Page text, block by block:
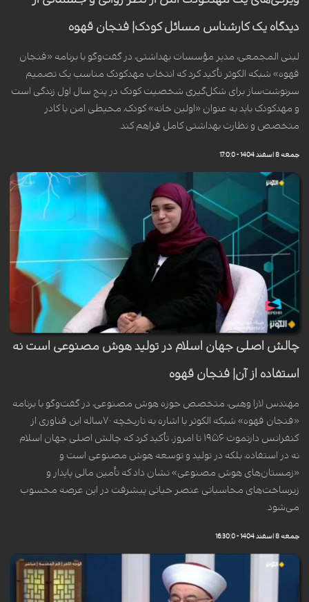
دیدگاه یک کارشناس مسائل کودک| فنجان قهوه
لبنی المجمعی، مدیر مؤسسات بهداشتی، در گفت‌وگو با برنامه «فنجان
قهوه» شبکه الکوثر تأکید کرد که انتخاب مهدکودک مناسب یک تصمیم
سرنوشت‌ساز برای شکل‌گیری شخصیت کودک در پنج سال اول زندگی است
و مهدکودک باید به عنوان «اولین خانه» کودک، محیطی امن با کادر
متخصص و نظارت بهداشتی کامل فراهم کند.
جمعه 8 اسفند 1404 - 17:0:0
چالش اصلی جهان اسلام در تولید هوش مصنوعی است نه
استفاده از آن| فنجان قهوه
مهندس لارا وهبی، متخصص حوزه هوش مصنوعی، در گفت‌وگو با برنامه
«فنجان قهوه» شبکه الکوثر با اشاره به تاریخچه ۷۰ساله این فناوری از
کنفرانس دارتموث ۱۹۵۶ تا امروز، تأکید کرد که چالش اصلی جهان اسلام
نه در استفاده، بلکه در تولید و توسعه هوش مصنوعی است و
«زمستان‌های هوش مصنوعی» نشان داد که تأمین مالی پایدار و
زیرساخت‌های محاسباتی عنصر حیاتی پیشرفت در این عرصه محسوب
می‌شود.
جمعه 8 اسفند 1404 - 16:30:0